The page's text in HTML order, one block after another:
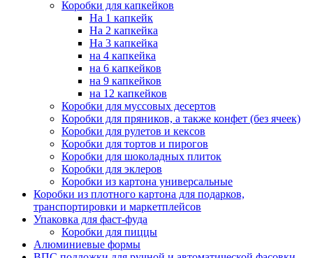
Коробки для капкейков
На 1 капкейк
На 2 капкейка
На 3 капкейка
на 4 капкейка
на 6 капкейков
на 9 капкейков
на 12 капкейков
Коробки для муссовых десертов
Коробки для пряников, а также конфет (без ячеек)
Коробки для рулетов и кексов
Коробки для тортов и пирогов
Коробки для шоколадных плиток
Коробки для эклеров
Коробки из картона универсальные
Коробки из плотного картона для подарков,
транспортировки и маркетплейсов
Упаковка для фаст-фуда
Коробки для пиццы
Алюминиевые формы